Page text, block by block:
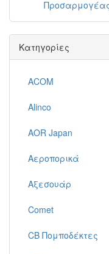
Προσαρμογέας
Κατηγορίες
ACOM
Alinco
AOR Japan
Αεροπορικά
Αξεσουάρ
Comet
CB Πομποδέκτες